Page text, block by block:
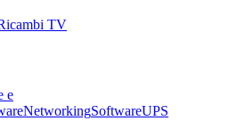
TV
e
NetworkingSoftwareUPS